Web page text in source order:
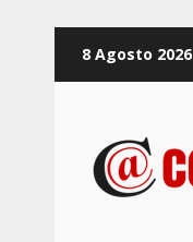
Inhalt8 Agosto 2026